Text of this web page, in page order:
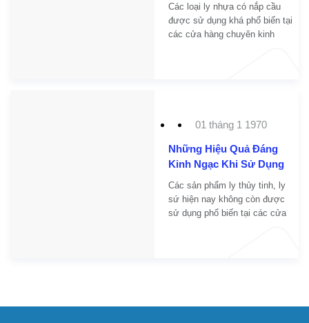
Các loại ly nhựa có nắp cầu
được sử dụng khá phổ biến tại
các cửa hàng chuyên kinh
01 tháng 1 1970
Những Hiệu Quả Đáng
Kinh Ngạc Khi Sử Dụng
Ly Nhựa Nắp Cầu In Logo
Giá Rẻ
Các sản phẩm ly thủy tinh, ly
sứ hiện nay không còn được
sử dụng phổ biến tại các cửa